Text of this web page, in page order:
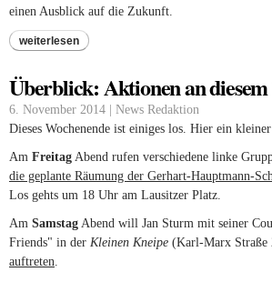
einen Ausblick auf die Zukunft.
weiterlesen
Überblick: Aktionen an diesem
6. November 2014 | News Redaktion
Dieses Wochenende ist einiges los. Hier ein
Am Freitag Abend rufen verschiedene linke
die geplante Räumung der Gerhart-Hauptmann-
Los gehts um 18 Uhr am Lausitzer Platz.
Am Samstag Abend will Jan Sturm mit seiner
Friends" in der Kleinen Kneipe (Karl-Marx Straße
auftreten.